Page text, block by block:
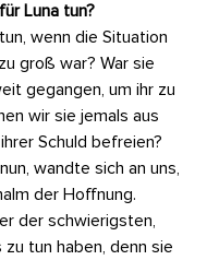
Luna tun?
wenn die Situation
groß war? War sie
gegangen, um ihr zu
wir sie jemals aus
Schuld befreien?
wandte sich an uns,
der Hoffnung.
der schwierigsten,
tun haben, denn sie